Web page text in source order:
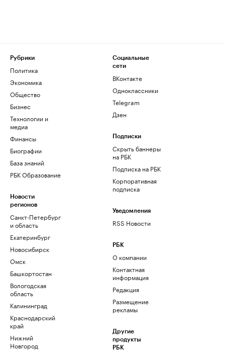
Рубрики
Политика
Экономика
Общество
Бизнес
Технологии и
медиа
Финансы
Биографии
База знаний
РБК Образование
Новости
регионов
Санкт-Петербург
и область
Екатеринбург
Новосибирск
Омск
Башкортостан
Вологодская
область
Калининград
Краснодарский
край
Нижний
Новгород
Социальные
сети
ВКонтакте
Одноклассники
Telegram
Дзен
Подписки
Скрыть баннеры
на РБК
Подписка на РБК
Корпоративная
подписка
Уведомления
RSS Новости
РБК
О компании
Контактная
информация
Редакция
Размещение
рекламы
Другие
продукты
РБК